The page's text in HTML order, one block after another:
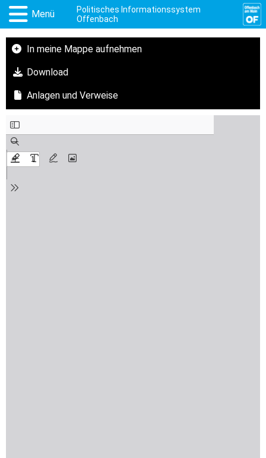
Menü
Politisches Informationssystem
Offenbach
In meine Mappe aufnehmen
Download
Anlagen und Verweise